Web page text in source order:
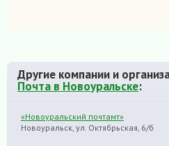
Другие компании и
Почта в Новоуральске:
«Новоуральский почтамт»
Новоуральск, ул. Октябрьская, 6/б